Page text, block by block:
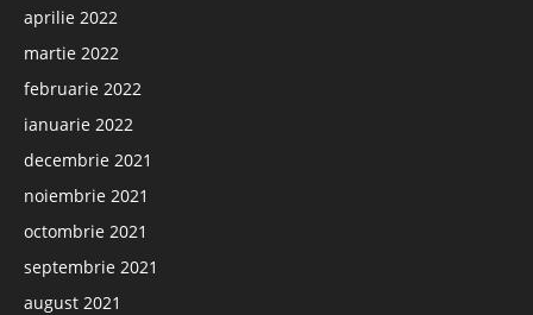
aprilie 2022
martie 2022
februarie 2022
ianuarie 2022
decembrie 2021
noiembrie 2021
octombrie 2021
septembrie 2021
august 2021